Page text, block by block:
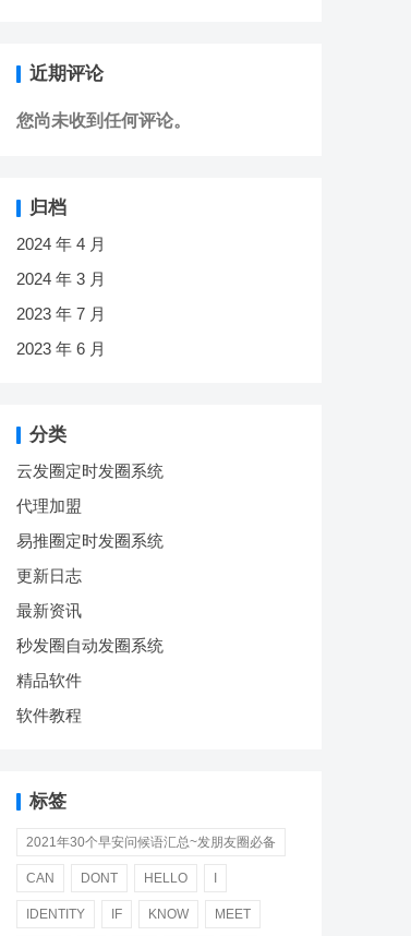
近期评论
您尚未收到任何评论。
归档
2024 年 4 月
2024 年 3 月
2023 年 7 月
2023 年 6 月
分类
云发圈定时发圈系统
代理加盟
易推圈定时发圈系统
更新日志
最新资讯
秒发圈自动发圈系统
精品软件
软件教程
标签
2021年30个早安问候语汇总~发朋友圈必备
CAN DONT HELLO
IDENTITY IF KNOW MEET